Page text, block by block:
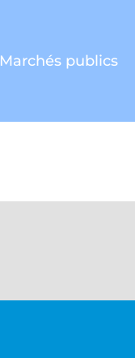
Marchés publics